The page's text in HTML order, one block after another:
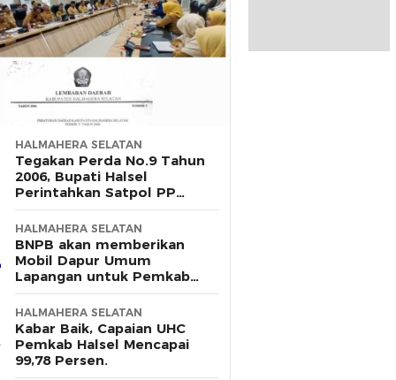
HALMAHERA SELATAN
Tegakan Perda No.9 Tahun
2006, Bupati Halsel
Perintahkan Satpol PP
Terus Gelar Razia
HALMAHERA SELATAN
BNPB akan memberikan
Mobil Dapur Umum
Lapangan untuk Pemkab
Halsel
HALMAHERA SELATAN
Kabar Baik, Capaian UHC
Pemkab Halsel Mencapai
99,78 Persen.